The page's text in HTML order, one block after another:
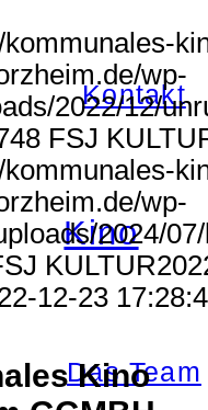
Kontakt
Kino
Das Team
kommunales-
wp-
2022/12/
FSJ
kommunales-
wp-
2024/
KULTUR
12-23
Kino